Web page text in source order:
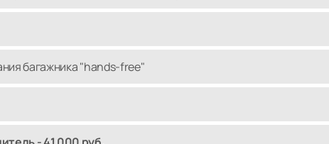
багажника "hands-free"